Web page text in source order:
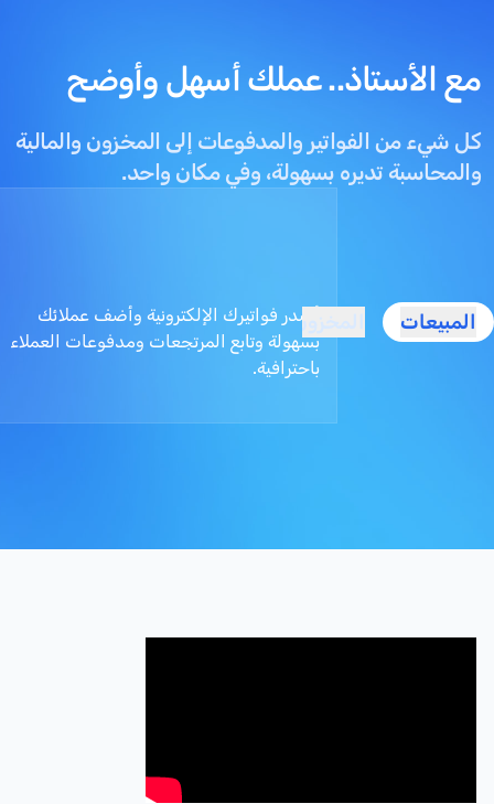
مع الأستاذ.. عملك أسهل وأوضح
كل شيء من الفواتير والمدفوعات إلى المخزون والمالية
والمحاسبة تديره بسهولة، وفي مكان واحد.
المبيعات المالية التقارير
أصدر فواتيرك الإلكترونية وأضف عملائك
بسهولة وتابع المرتجعات ومدفوعات العملاء
باحترافية.